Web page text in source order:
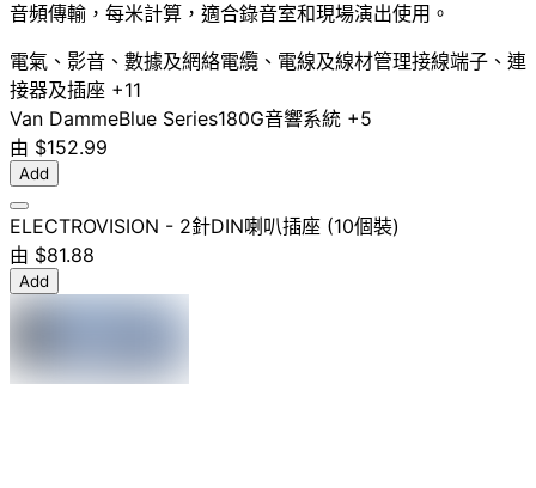
音頻傳輸，每米計算，適合錄音室和現場演出使用。
電氣、影音、數據及網絡電纜、電線及線材管理接線端子、連
接器及插座 +11
Van DammeBlue Series180G音響系統 +5
由 $152.99
Add
ELECTROVISION - 2針DIN喇叭插座 (10個裝)
由 $81.88
Add